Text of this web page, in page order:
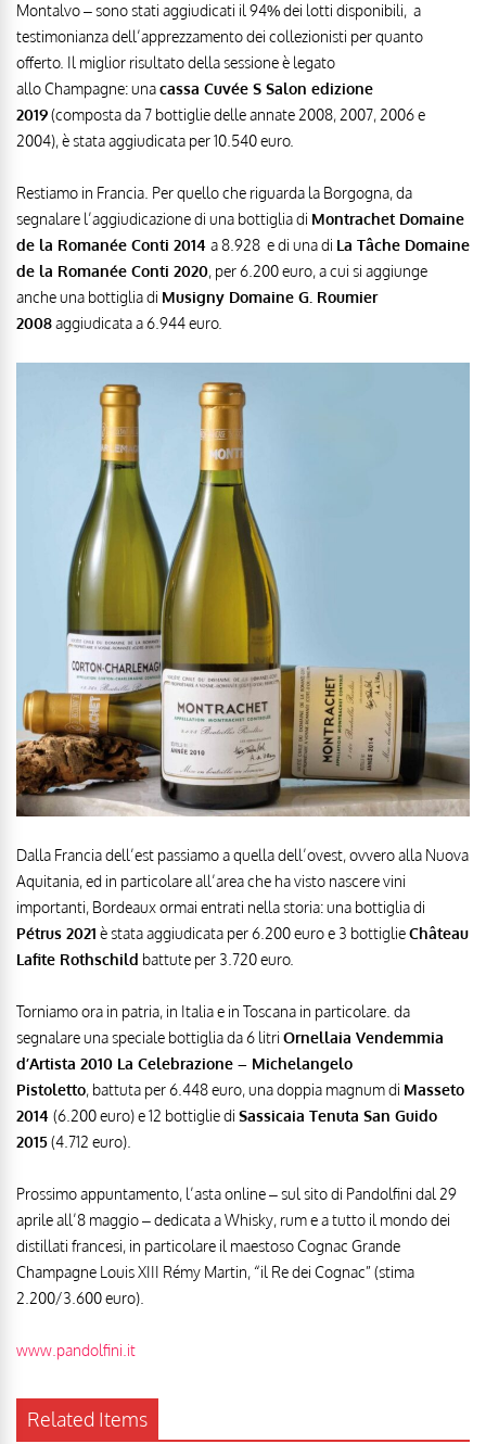
Montalvo – sono stati aggiudicati il 94% dei lotti disponibili, a
testimonianza dell’apprezzamento dei collezionisti per quanto
offerto. Il miglior risultato della sessione è legato
allo Champagne: unacassa Cuvée S Salon edizione
2019(composta da 7 bottiglie delle annate 2008, 2007, 2006 e
2004), è stata aggiudicata per 10.540 euro.
Restiamo in Francia. Per quello che riguarda la Borgogna, da
segnalare l’aggiudicazione di una bottiglia di Montrachet Domaine
de la Romanée Conti 2014 a 8.928 e di una di La Tâche Domaine
de la Romanée Conti 2020, per 6.200 euro, a cui si aggiunge
anche una bottiglia di Musigny Domaine G. Roumier
2008aggiudicata a 6.944 euro.
Dalla Francia dell’est passiamo a quella dell’ovest, ovvero alla Nuova
Aquitania, ed in particolare all’area che ha visto nascere vini
importanti, Bordeaux ormai entrati nella storia: una bottiglia di
Pétrus 2021 è stata aggiudicata per 6.200 euro e 3 bottiglieChâteau
Lafite Rothschild battute per 3.720 euro.
Torniamo ora in patria, in Italia e in Toscana in particolare. da
segnalare una speciale bottiglia da 6 litri Ornellaia Vendemmia
d’Artista 2010 La Celebrazione – Michelangelo
Pistoletto, battuta per 6.448 euro, una doppia magnum di Masseto
2014 (6.200 euro) e 12 bottiglie di Sassicaia Tenuta San Guido
2015(4.712 euro).
Prossimo appuntamento, l’asta online – sul sito di Pandolfini dal 29
aprile all’8 maggio – dedicata a Whisky, rum e a tutto il mondo dei
distillati francesi, in particolare il maestoso Cognac Grande
Champagne Louis XIII Rémy Martin, “il Re dei Cognac” (stima
2.200/3.600 euro).
www.pandolfini.it
Related Items